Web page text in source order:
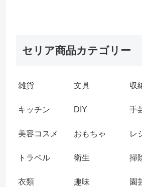
セリア商品カテゴリー
雑貨 文具 収
キッチン DIY 手
美容コスメ おもちゃ レ
トラベル 衛生 掃
衣類 趣味 園